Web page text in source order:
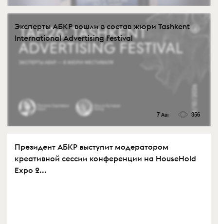
Эксперты АБКР вошли в состав жюри Tashkent
International Advertising Festival
7 Авг 356
Президент АБКР выступит модератором
креативной сессии конференции на HouseHold
Expo 2...